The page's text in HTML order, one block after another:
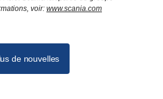
voir: www.scania.com
de nouvelles